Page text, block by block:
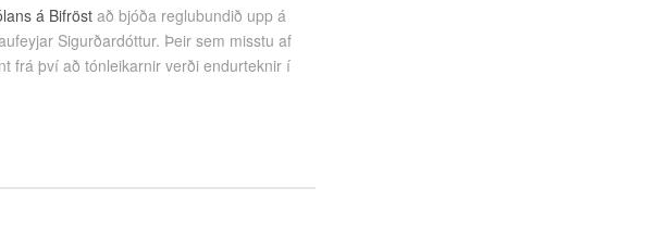
á Bifröstað bjóða reglubundið upp á
Sigurðardóttur. Þeir sem misstu af
frá því að tónleikarnir verði endurteknir í